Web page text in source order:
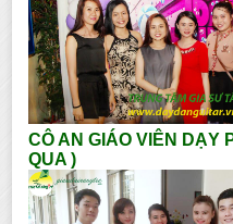
CÔ AN GIÁO VIÊN DẠY
QUA )